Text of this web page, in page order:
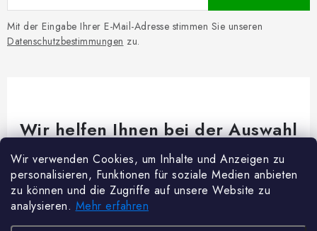
Wir verwenden Cookies, um Inhalte und Anzeigen zu
personalisieren, Funktionen für soziale Medien anbieten
zu können und die Zugriffe auf unsere Website zu
analysieren. Mehr erfahren
Mit der Eingabe Ihrer E-Mail-Adresse stimmen Sie unseren
Datenschutzbestimmungen zu.
Wir helfen Ihnen bei der Auswahl
Brauchen Sie Rat bei etwas? Wir sind für dich da!
Kundenservice@woodycrafts.de
+49 211 8694 2501 (Mo-Fr 8:00-16:00)